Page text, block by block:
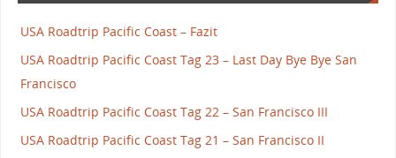
USA Roadtrip Pacific Coast – Fazit
USA Roadtrip Pacific Coast Tag 23 – Last Day Bye Bye San
Francisco
USA Roadtrip Pacific Coast Tag 22 – San Francisco III
USA Roadtrip Pacific Coast Tag 21 – San Francisco II